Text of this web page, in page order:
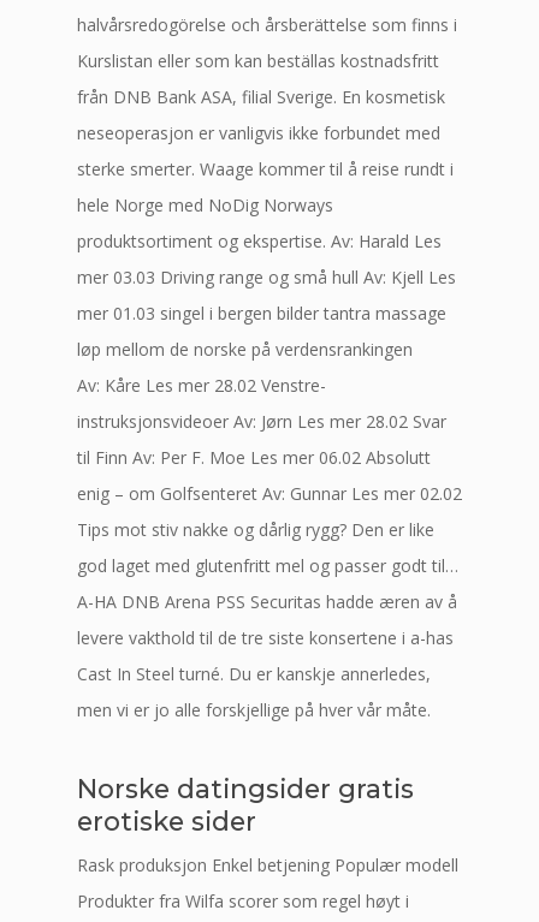
halvårsredogörelse och årsberättelse som finns i
Kurslistan eller som kan beställas kostnadsfritt
från DNB Bank ASA, filial Sverige. En kosmetisk
neseoperasjon er vanligvis ikke forbundet med
sterke smerter. Waage kommer til å reise rundt i
hele Norge med NoDig Norways
produktsortiment og ekspertise. Av: Harald Les
mer 03.03 Driving range og små hull Av: Kjell Les
mer 01.03 singel i bergen bilder tantra massage
løp mellom de norske på verdensrankingen
Av: Kåre Les mer 28.02 Venstre-
instruksjonsvideoer Av: Jørn Les mer 28.02 Svar
til Finn Av: Per F. Moe Les mer 06.02 Absolutt
enig – om Golfsenteret Av: Gunnar Les mer 02.02
Tips mot stiv nakke og dårlig rygg? Den er like
god laget med glutenfritt mel og passer godt til…
A-HA DNB Arena PSS Securitas hadde æren av å
levere vakthold til de tre siste konsertene i a-has
Cast In Steel turné. Du er kanskje annerledes,
men vi er jo alle forskjellige på hver vår måte.
Norske datingsider gratis
erotiske sider
Rask produksjon Enkel betjening Populær modell
Produkter fra Wilfa scorer som regel høyt i